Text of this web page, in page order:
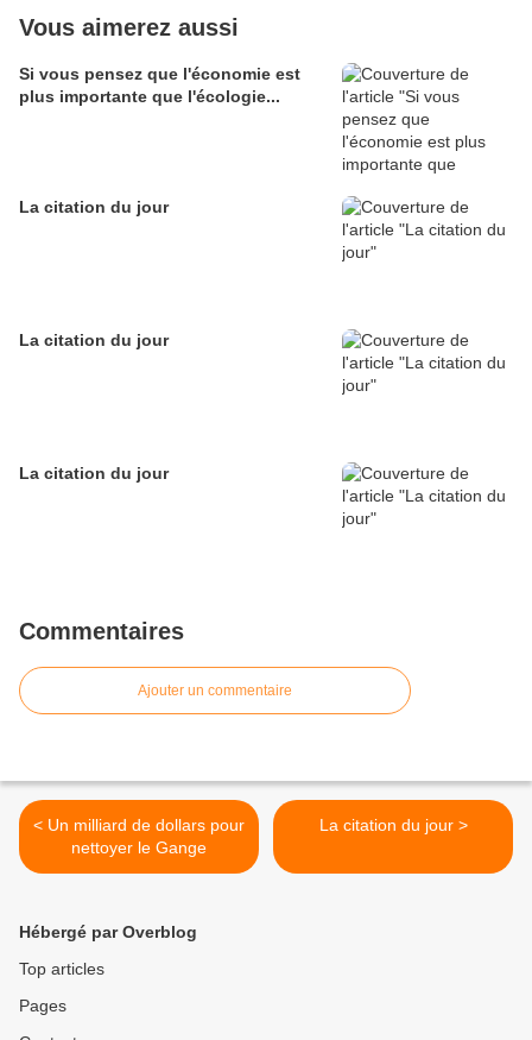
Vous aimerez aussi
Si vous pensez que l'économie est
plus importante que l'écologie...
La citation du jour
La citation du jour
La citation du jour
Commentaires
Ajouter un commentaire
< Un milliard de dollars pour
nettoyer le Gange
La citation du jour >
Hébergé par Overblog
Top articles
Pages